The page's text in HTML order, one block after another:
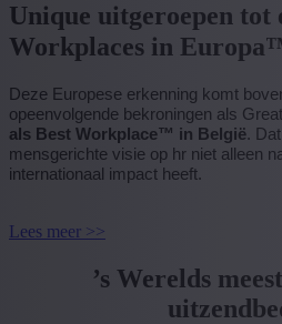
Unique uitgeroepen tot
Workplaces in
Deze Europese erkenning komt
opeenvolgende bekroningen als
als Best Workplace™ in België.
mensgerichte visie op hr niet alleen
internationaal impact heeft.
Lees meer >>
’s Werelds